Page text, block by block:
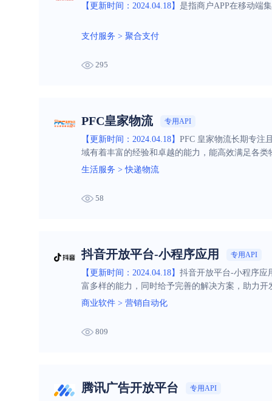
【更新时间：2024.04.18】 是指商户APP在移动端
支付服务 > 聚合支付
295
PFC皇家物流 专用API
【更新时间：2024.04.18】 PFC 皇家物流长期专注
域有着丰富的经验和卓越的能力，能高效满足各
生活服务 >快递物流
58
抖音开放平台-小程序应用 专用API
【更新时间：2024.04.18】 抖音开放平台-小程序应
富多样的能力，同时给予完善的解决方案，助力
商业软件 > 营销自动化
809
腾讯广告开放平台 专用API